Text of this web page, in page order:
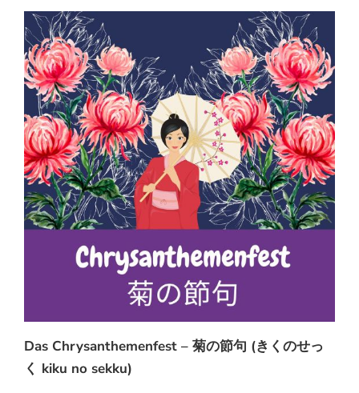
Das Chrysanthemenfest – 菊の節句 (きくのせっ
く kiku no sekku)